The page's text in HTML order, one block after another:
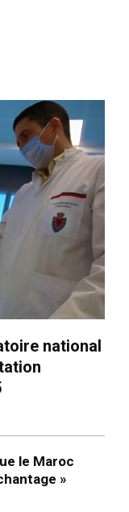
national
le Maroc
»